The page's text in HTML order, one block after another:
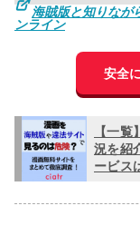
海賊版と知りなが
ンライン
安全
【一
況を紹
ービス